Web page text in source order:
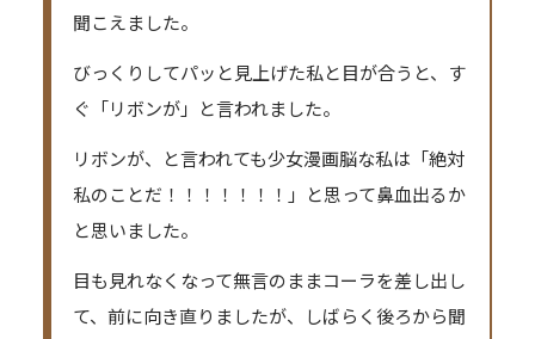
聞こえました。
びっくりしてパッと見上げた私と目が合うと、す
ぐ「リボンが」と言われました。
リボンが、と言われても少女漫画脳な私は「絶対
私のことだ！！！！！！！」と思って鼻血出るか
と思いました。
目も見れなくなって無言のままコーラを差し出し
て、前に向き直りましたが、しばらく後ろから聞